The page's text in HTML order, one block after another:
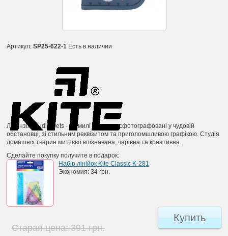
Артикул: SP25-622-1 Есть в наличии
Ліцензія Studio Pets - це милі звірятка, сфотографовані у чудовій
обстановці, зі стильним реквізитом та приголомшливою графікою. Студія
домашніх тварин миттєво впізнавана, чарівна та креативна.
Сделайте покупку получите в подарок:
Набір лінійок Kite Classic K-281
Экономия: 34 грн.
Старая цена: 391 грн.
Купить